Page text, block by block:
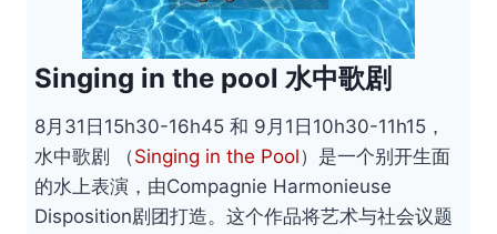
Singing in the pool 水中歌剧
8月31日15h30-16h45 和 9月1日10h30-11h15，
水中歌剧 （Singing in the Pool）是一个别开生面
的水上表演，由Compagnie Harmonieuse
Disposition剧团打造。这个作品将艺术与社会议题